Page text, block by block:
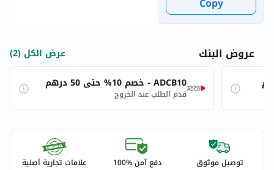
عروض البنك
عرض الكل (2)
ADCB10 - خصم 10% حتى 50 درهم
قدم الطلب عند الخروج
توصيل موثوق دفع آمن %100 علامات تجارية أصلية